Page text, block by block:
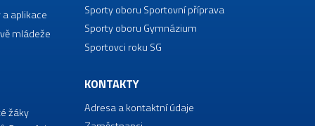
aplikace
mládeže
žáky
Sporty oboru Sportovní příprava
Sporty oboru Gymnázium
Sportovci roku SG
KONTAKTY
Adresa a kontaktní údaje